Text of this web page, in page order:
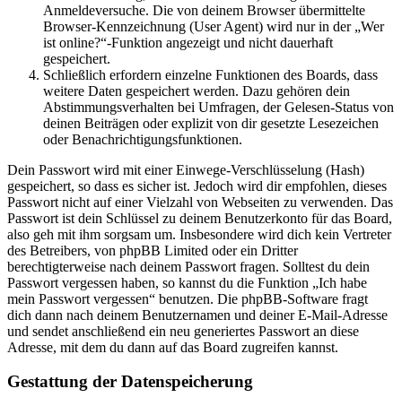
Anmeldeversuche. Die von deinem Browser übermittelte
Browser-Kennzeichnung (User Agent) wird nur in der „Wer
ist online?“-Funktion angezeigt und nicht dauerhaft
gespeichert.
Schließlich erfordern einzelne Funktionen des Boards, dass
weitere Daten gespeichert werden. Dazu gehören dein
Abstimmungsverhalten bei Umfragen, der Gelesen-Status von
deinen Beiträgen oder explizit von dir gesetzte Lesezeichen
oder Benachrichtigungsfunktionen.
Dein Passwort wird mit einer Einwege-Verschlüsselung (Hash)
gespeichert, so dass es sicher ist. Jedoch wird dir empfohlen, dieses
Passwort nicht auf einer Vielzahl von Webseiten zu verwenden. Das
Passwort ist dein Schlüssel zu deinem Benutzerkonto für das Board,
also geh mit ihm sorgsam um. Insbesondere wird dich kein Vertreter
des Betreibers, von phpBB Limited oder ein Dritter
berechtigterweise nach deinem Passwort fragen. Solltest du dein
Passwort vergessen haben, so kannst du die Funktion „Ich habe
mein Passwort vergessen“ benutzen. Die phpBB-Software fragt
dich dann nach deinem Benutzernamen und deiner E-Mail-Adresse
und sendet anschließend ein neu generiertes Passwort an diese
Adresse, mit dem du dann auf das Board zugreifen kannst.
Gestattung der Datenspeicherung